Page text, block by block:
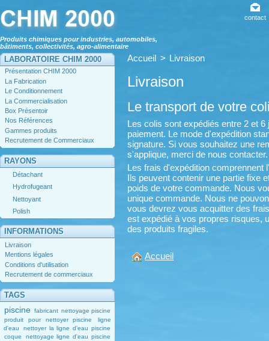
Produits chimiques pour industries, automobiles,
bâtiments, collectivités, agro-alimentaire
contact
LABORATOIRE CHIM 2000
Présentation CHIM 2000
La Fabrication
Le Conditionnement
La Commercialisation
Box Présentoir
Nos Références
Gammes produits
Recrutement de Commerciaux
RAYONS
Détachant
Hydrofugeant
Nettoyant
Polish
INFORMATIONS
Livraison
Mentions légales
Conditions d'utilisation
Recrutement de commerciaux
TAGS
piscine fabricant nettoyage piscine
produit pour nettoyer piscine
ligne
d'eau
nettoyer la ligne d'eau piscine
coque
nettoyage ligne d'eau piscine
Accueil > Livraison
Livraison
Le transport de votre
Les colis sont expédiés entre 2 et
paiement. Le mode d'expédition
signature. Si vous souhaitez une
s'applique, merci de nous contacter.
Les frais d'expédition comprennent
Ils peuvent contenir une partie fixe
poids de votre commande. Nous
unique commande. Nous ne
vous devrez vous acquitter des
est expédié à vos propres risques,
des produits fragiles.
Accueil